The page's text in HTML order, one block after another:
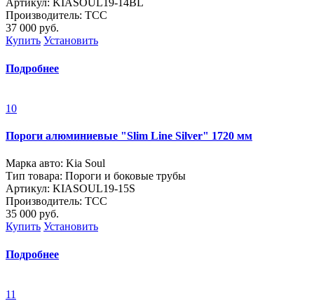
Артикул: KIASOUL19-14BL
Производитель: ТСС
37 000 руб.
Купить Установить
Подробнее
10
Пороги алюминиевые "Slim Line Silver" 1720 мм
Марка авто: Kia Soul
Тип товара: Пороги и боковые трубы
Артикул: KIASOUL19-15S
Производитель: ТСС
35 000 руб.
Купить Установить
Подробнее
11